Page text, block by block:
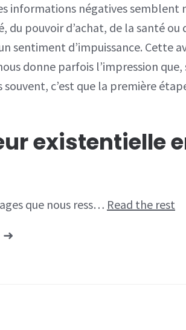
informations négatives semblent
du pouvoir d’achat, de la santé
sentiment d’impuissance. Cette
donne parfois l’impression
souvent, c’est que la première
existentielle
que nous ress… Read the rest